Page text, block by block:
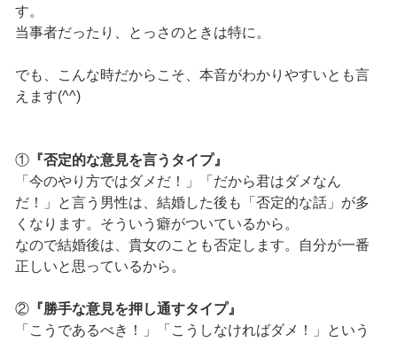
す。
当事者だったり、とっさのときは特に。
でも、こんな時だからこそ、本音がわかりやすいとも言
えます(^^)
①『否定的な意見を言うタイプ』
「今のやり方ではダメだ！」「だから君はダメなん
だ！」と言う男性は、結婚した後も「否定的な話」が多
くなります。そういう癖がついているから。
なので結婚後は、貴女のことも否定します。自分が一番
正しいと思っているから。
②『勝手な意見を押し通すタイプ』
「こうであるべき！」「こうしなければダメ！」という